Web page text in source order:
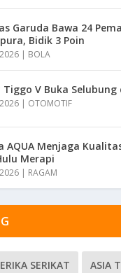
Garuda Bawa 24
Bidik 3 Poin
| BOLA
Tiggo V Buka Selubung
| OTOMOTIF
AQUA Menjaga
Merapi
| RAGAM
SERIKAT ASIA